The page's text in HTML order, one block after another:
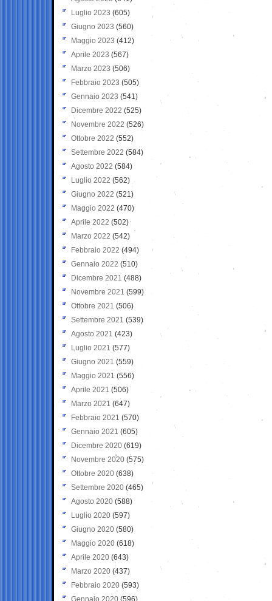
Luglio 2023 (605)
Giugno 2023 (560)
Maggio 2023 (412)
Aprile 2023 (567)
Marzo 2023 (506)
Febbraio 2023 (505)
Gennaio 2023 (541)
Dicembre 2022 (525)
Novembre 2022 (526)
Ottobre 2022 (552)
Settembre 2022 (584)
Agosto 2022 (584)
Luglio 2022 (562)
Giugno 2022 (521)
Maggio 2022 (470)
Aprile 2022 (502)
Marzo 2022 (542)
Febbraio 2022 (494)
Gennaio 2022 (510)
Dicembre 2021 (488)
Novembre 2021 (599)
Ottobre 2021 (506)
Settembre 2021 (539)
Agosto 2021 (423)
Luglio 2021 (577)
Giugno 2021(559)
Maggio 2021 (556)
Aprile 2021 (506)
Marzo 2021 (647)
Febbraio 2021 (570)
Gennaio 2021 (605)
Dicembre 2020 (619)
Novembre 2020 (575)
Ottobre 2020 (638)
Settembre 2020(465)
Agosto 2020 (588)
Luglio 2020 (597)
Giugno 2020 (580)
Maggio 2020 (618)
Aprile 2020 (643)
Marzo 2020 (437)
Febbraio 2020 (593)
Gennaio 2020 (596)